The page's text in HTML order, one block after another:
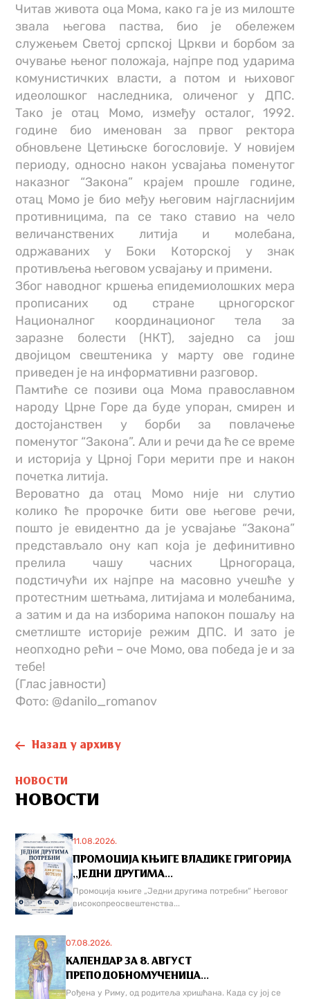
Читав живота оца Мома, како га је из милоште
звала његова паства, био је обележем
служењем Светој српској Цркви и борбом за
очување њеног положаја, најпре под ударима
комунистичких власти, а потом и њиховог
идеолошког наследника, оличеног у ДПС.
Тако је отац Момо, између осталог, 1992.
године био именован за првог ректора
обновљене Цетињске богословије. У новијем
периоду, односно након усвајања поменутог
наказног “Закона” крајем прошле године,
отац Момо је био међу његовим најгласнијим
противницима, па се тако ставио на чело
величанствених литија и молебана,
одржаваних у Боки Которској у знак
противљења његовом усвајању и примени.
Због наводног кршења епидемиолошких мера
прописаних од стране црногорског
Националног координационог тела за
заразне болести (НКТ), заједно са још
двојицом свештеника у марту ове године
приведен је на информативни разговор.
Памтиће се позиви оца Мома православном
народу Црне Горе да буде упоран, смирен и
достојанствен у борби за повлачење
поменутог “Закона”. Али и речи да ће се време
и историја у Црној Гори мерити пре и након
почетка литија.
Вероватно да отац Момо није ни слутио
колико ће пророчке бити ове његове речи,
пошто је евидентно да је усвајање “Закона”
представљало ону кап која је дефинитивно
прелила чашу часних Црногораца,
подстичући их најпре на масовно учешће у
протестним шетњама, литијама и молебанима,
а затим и да на изборима напокон пошаљу на
сметлиште историје режим ДПС. И зато је
неопходно рећи – оче Момо, ова победа је и за
тебе!
(Глас јавности)
Фото: @danilo_romanov
Назад у архиву
НОВОСТИ
НОВОСТИ
11.08.2026.
ПРОМОЦИЈА КЊИГЕ ВЛАДИКЕ ГРИГОРИЈА
,,ЈЕДНИ ДРУГИМА...
Промоција књиге „Једни другима потребни“ Његовог
високопреосвештенства...
07.08.2026.
КАЛЕНДАР ЗА 8. АВГУСТ
ПРЕПОДОБНОМУЧЕНИЦА...
Рођена у Риму, од родитеља хришћана. Када су јој се